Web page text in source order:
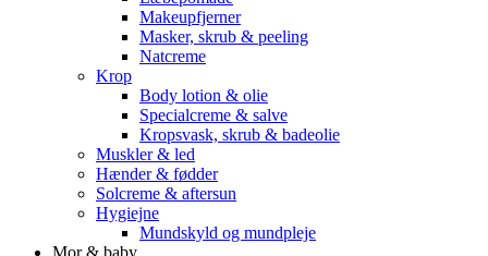
Makeupfjerner
Masker, skrub & peeling
Natcreme
Krop
Body lotion & olie
Specialcreme & salve
Kropsvask, skrub & badeolie
Muskler & led
Hænder & fødder
Solcreme & aftersun
Hygiejne
Mundskyld og mundpleje